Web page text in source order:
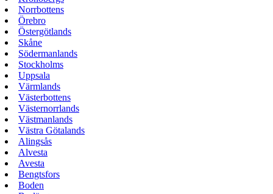
Norrbottens
Örebro
Östergötlands
Skåne
Södermanlands
Stockholms
Uppsala
Värmlands
Västerbottens
Västernorrlands
Västmanlands
Västra Götalands
Alingsås
Alvesta
Avesta
Bengtsfors
Boden